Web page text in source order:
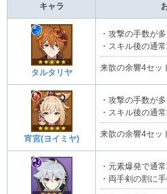
キャラ
タルタリヤ
・攻撃の手数が
・スキル後の通
来歆の余響4セッ
宵宮(ヨイミヤ)
・攻撃の手数が
・スキル後の通
来歆の余響4セッ
・元素爆発で通
・両手剣の割に